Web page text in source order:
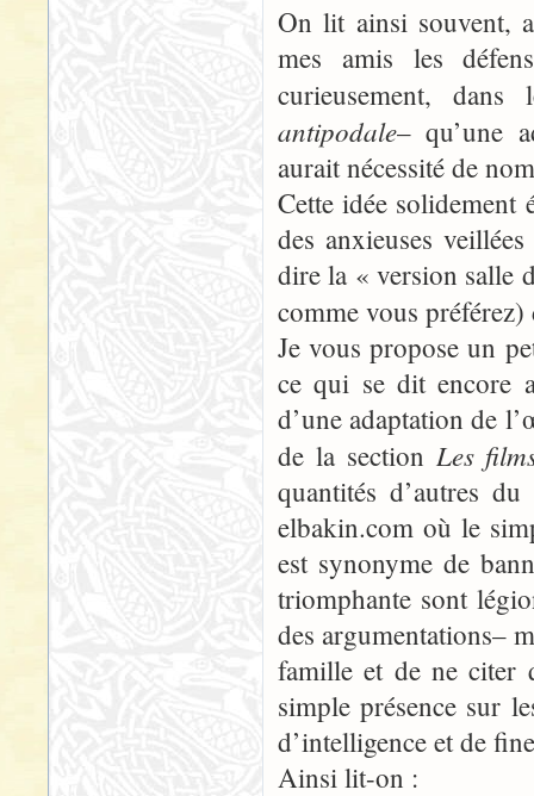
On lit ainsi souvent,
mes amis les
curieusement,
antipodale– qu’une
aurait nécessité de
Cette idée solidement
des anxieuses
dire la « version salle
comme vous
Je vous propose un
ce qui se dit encore
d’une adaptation de
de la section Les
quantités d’autres
elbakin.com où le
est synonyme de
triomphante sont
des argumentations–
famille et de ne citer
simple présence sur
d’intelligence et de
Ainsi lit-on :